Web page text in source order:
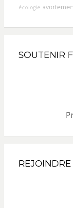
écologie
SOUTENIR